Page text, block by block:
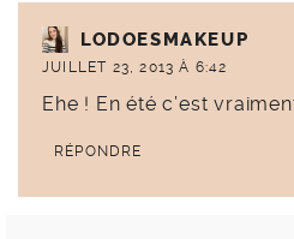
LODOESMAKEUP
JUILLET 23, 2013 À 6:42
Ehe ! En été c’est
RÉPONDRE